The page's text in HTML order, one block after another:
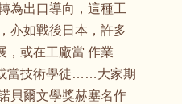
為出口導向，這種工
亦如戰後日本，許多
，或在工廠當 作業
當技術學徒……大家期
貝爾文學獎赫塞名作